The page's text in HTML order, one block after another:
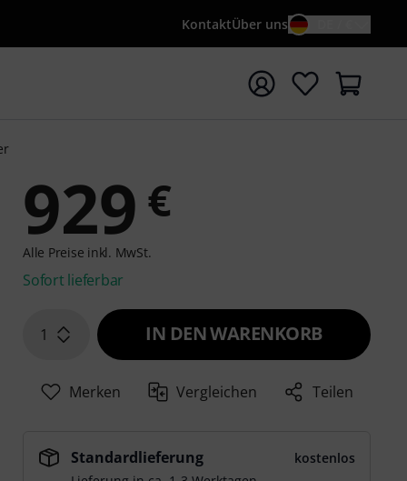
KontaktÜber uns
mit Suchwort {searchTerm} starten
929 €
Alle Preise inkl. MwSt.
Sofort lieferbar
1 IN DEN WARENKORB
Merken Vergleichen Teilen
Standardlieferung
kostenlos